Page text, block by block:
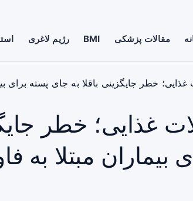
مقالات پزشکی BMI رژیم لاغری
خطر جایگزینی باقلا به جای پسته برای
غذایی؛ خطر
بیماران مبتلا به